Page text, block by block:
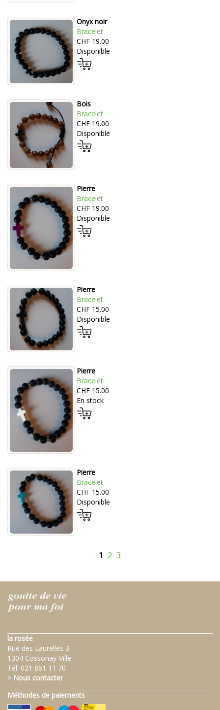
Onyx noir
Bracelet
CHF 19.00
Disponible
Bois
Bracelet
CHF 19.00
Disponible
Pierre
Bracelet
CHF 19.00
Disponible
Pierre
Bracelet
CHF 15.00
Disponible
Pierre
Bracelet
CHF 15.00
En stock
Pierre
Bracelet
CHF 15.00
Disponible
1 2 3
la rosée
Rue des Laurelles 3
1304 Cossonay-Ville
Tél: 021 861 11 70
> Nous contacter
Méthodes de paiements